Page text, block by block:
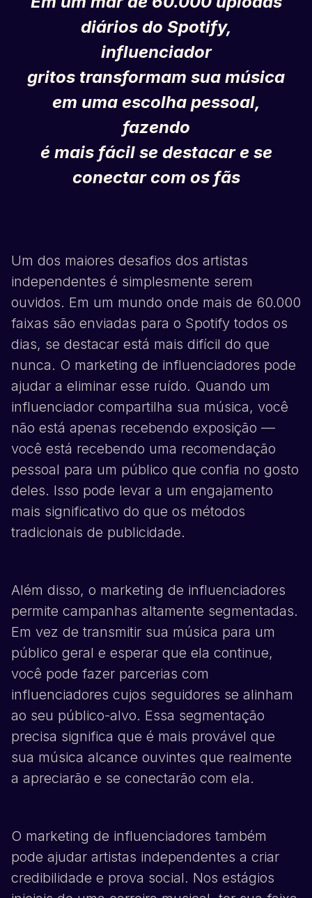
diários do Spotify,
influenciador
gritos transformam sua música
em uma escolha pessoal,
fazendo
é mais fácil se destacar e se
conectar com os fãs
Um dos maiores desafios dos artistas
independentes é simplesmente serem
ouvidos. Em um mundo onde mais de 60.000
faixas são enviadas para o Spotify todos os
dias, se destacar está mais difícil do que
nunca. O marketing de influenciadores pode
ajudar a eliminar esse ruído. Quando um
influenciador compartilha sua música, você
não está apenas recebendo exposição —
você está recebendo uma recomendação
pessoal para um público que confia no gosto
deles. Isso pode levar a um engajamento
mais significativo do que os métodos
tradicionais de publicidade.
Além disso, o marketing de influenciadores
permite campanhas altamente segmentadas.
Em vez de transmitir sua música para um
público geral e esperar que ela continue,
você pode fazer parcerias com
influenciadores cujos seguidores se alinham
ao seu público-alvo. Essa segmentação
precisa significa que é mais provável que
sua música alcance ouvintes que realmente
a apreciarão e se conectarão com ela.
O marketing de influenciadores também
pode ajudar artistas independentes a criar
credibilidade e prova social. Nos estágios